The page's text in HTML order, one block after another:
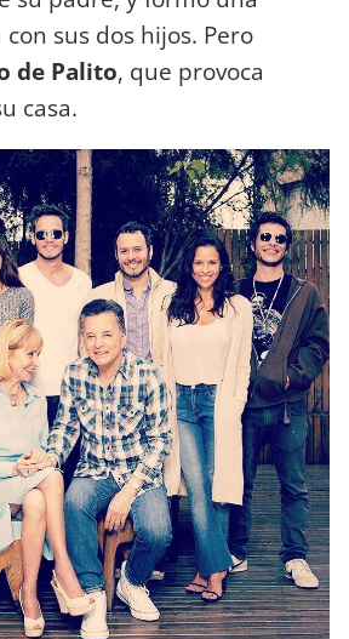
sus dos hijos. Pero
de Palito, que provoca
casa.